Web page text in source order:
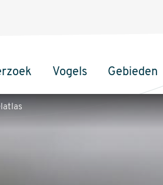
Vogels Gebieden